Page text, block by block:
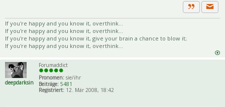
Zitat
If you're happy and you know it, overthink...
If you're happy and you know it, overthink...
If you're happy and you know it, give your brain a chance to blow it;
If you're happy and you know it, overthink...
deepdarksin
Forumaddict
Pronomen: sie/ihr
Beiträge: 5481
Registriert: 12. Mär 2008, 18:42